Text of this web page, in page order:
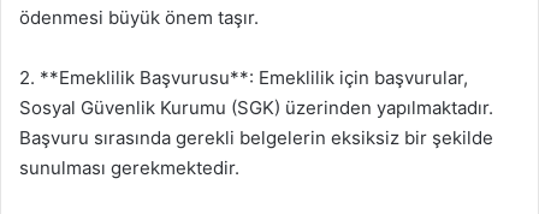
ödenmesi büyük önem taşır.
2. **Emeklilik Başvurusu**: Emeklilik için başvurular,
Sosyal Güvenlik Kurumu (SGK) üzerinden yapılmaktadır.
Başvuru sırasında gerekli belgelerin eksiksiz bir şekilde
sunulması gerekmektedir.